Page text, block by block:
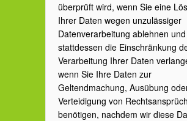
überprüft wird, wenn Sie eine
Ihrer Daten wegen unzulässiger
Datenverarbeitung ablehnen und
stattdessen die Einschränkung
Verarbeitung Ihrer Daten
wenn Sie Ihre Daten zur
Geltendmachung, Ausübung
Verteidigung von
benötigen, nachdem wir diese